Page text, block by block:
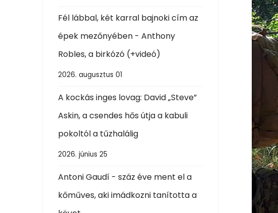
Fél lábbal, két karral bajnoki cím az
épek mezőnyében - Anthony
Robles, a birkózó (+videó)
2026. augusztus 01
A kockás inges lovag: David „Steve”
Askin, a csendes hős útja a kabuli
pokoltól a tűzhalálig
2026. június 25
Antoni Gaudí - száz éve ment el a
kőműves, aki imádkozni tanította a